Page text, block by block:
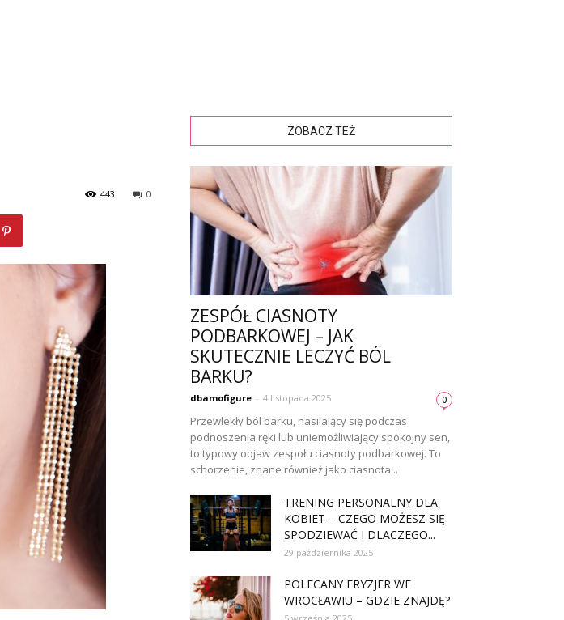
0
443
ZOBACZ TEŻ
ZESPÓŁ CIASNOTY
PODBARKOWEJ – JAK
SKUTECZNIE LECZYĆ BÓL
BARKU?
dbamofigure - 4 listopada 2025 0
Przewlekły ból barku, nasilający się podczas
podnoszenia ręki lub uniemożliwiający spokojny sen,
to typowy objaw zespołu ciasnoty podbarkowej. To
schorzenie, znane również jako ciasnota...
TRENING PERSONALNY DLA
KOBIET – CZEGO MOŻESZ SIĘ
SPODZIEWAĆ I DLACZEGO...
29 października 2025
POLECANY FRYZJER WE
WROCŁAWIU – GDZIE ZNAJDĘ?